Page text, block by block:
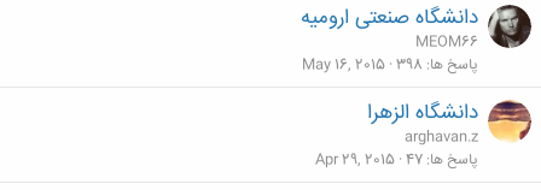
دانشگاه صنعتی ارومیه
MEOM66
پاسخ ها 398
May 16, 2015
دانشگاه الزهرا
arghavan.z
پاسخ ها 47
Apr 29, 2015